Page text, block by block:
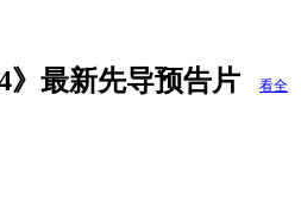
最新先导预告片 看全